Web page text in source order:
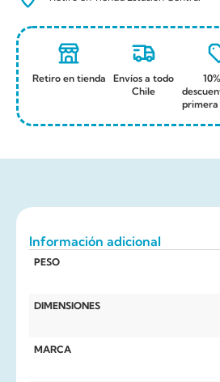
Retiro en tienda
Envíos a todo
Chile
primera
Información adicional
PESO
DIMENSIONES
MARCA